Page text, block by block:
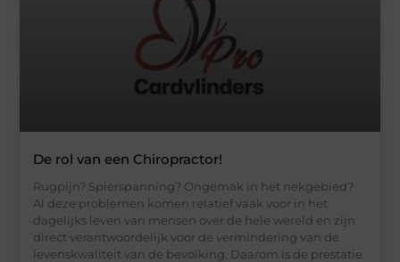
De rol van een Chiropractor!
Rugpijn? Spierspanning? Ongemak in het nekgebied?
Al deze problemen komen relatief vaak voor in het
dagelijks leven van mensen over de hele wereld en zijn
direct verantwoordelijk voor de vermindering van de
levenskwaliteit van de bevolking. Daarom is de prestatie